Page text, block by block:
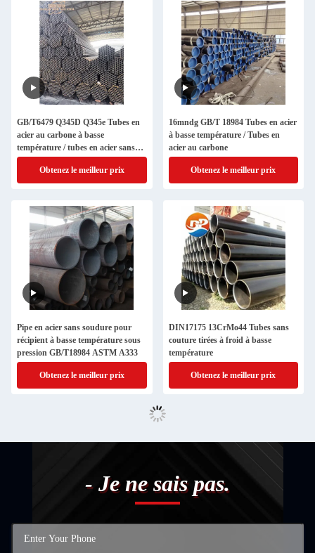
GB/T6479 Q345D Q345e Tubes en
acier au carbone à basse
température / tubes en acier sans
soudure
Obtenez le meilleur prix
16mndg GB/T 18984 Tubes en acier
à basse température / Tubes en
acier au carbone
Obtenez le meilleur prix
Pipe en acier sans soudure pour
récipient à basse température sous
pression GB/T18984 ASTM A333
Obtenez le meilleur prix
DIN17175 13CrMo44 Tubes sans
couture tirées à froid à basse
température
Obtenez le meilleur prix
- Je ne sais pas.